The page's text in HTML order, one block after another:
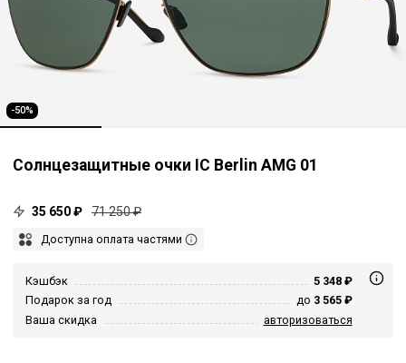
-50%
Солнцезащитные очки IC Berlin AMG 01
35 650 ₽ 71 250 ₽
Доступна оплата частями
Кэшбэк
5 348 ₽
Подарок за год
до 3 565 ₽
Ваша скидка
авторизоваться